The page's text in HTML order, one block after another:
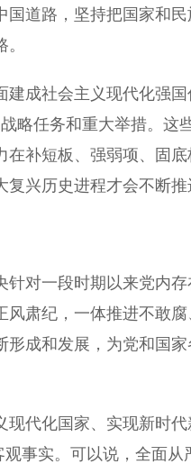
道路，坚持把国家和
成社会主义现代化强国
略任务和重大举措。这
补短板、强弱项、固
兴历史进程才会不断推
对一段时期以来党内存
肃纪，一体推进不敢
成和发展，为党和国
代化国家、实现新时代
事实。可以说，全面